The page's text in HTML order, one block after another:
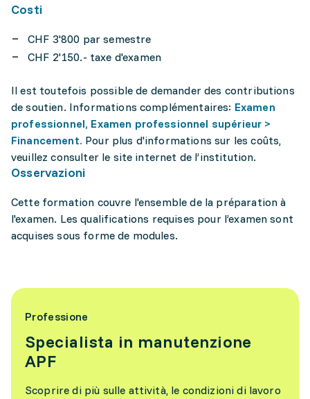
Costi
CHF 3'800 par semestre
CHF 2'150.- taxe d'examen
Il est toutefois possible de demander des contributions
de soutien. Informations complémentaires: Examen
professionnel, Examen professionnel supérieur >
Financement. Pour plus d'informations sur les coûts,
veuillez consulter le site internet de l’institution.
Osservazioni
Cette formation couvre l'ensemble de la préparation à
l'examen. Les qualifications requises pour l’examen sont
acquises sous forme de modules.
Professione
Specialista in manutenzione
APF
Scoprire di più sulle attività, le condizioni di lavoro